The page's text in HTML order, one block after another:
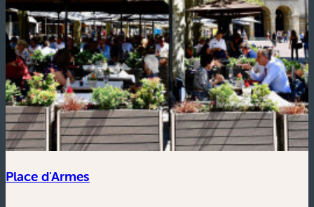
Place d'Armes